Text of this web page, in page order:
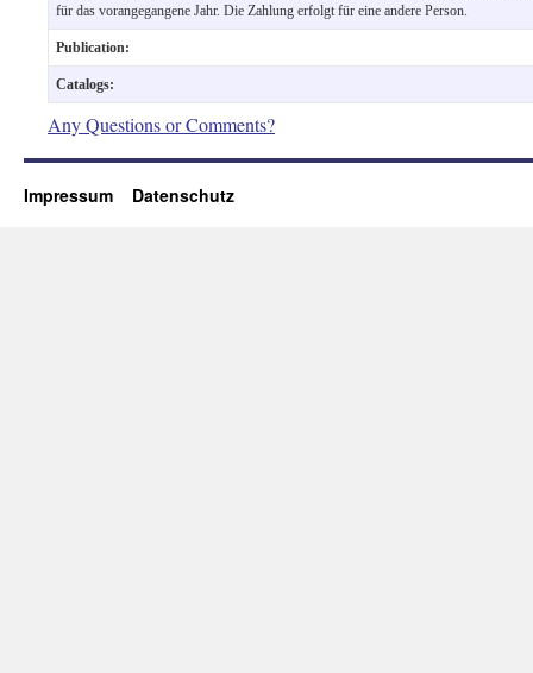
für das vorangegangene Jahr. Die Zahlung erfolgt für eine andere Person.
Publication:
Catalogs:
Any Questions or Comments?
Impressum Datenschutz